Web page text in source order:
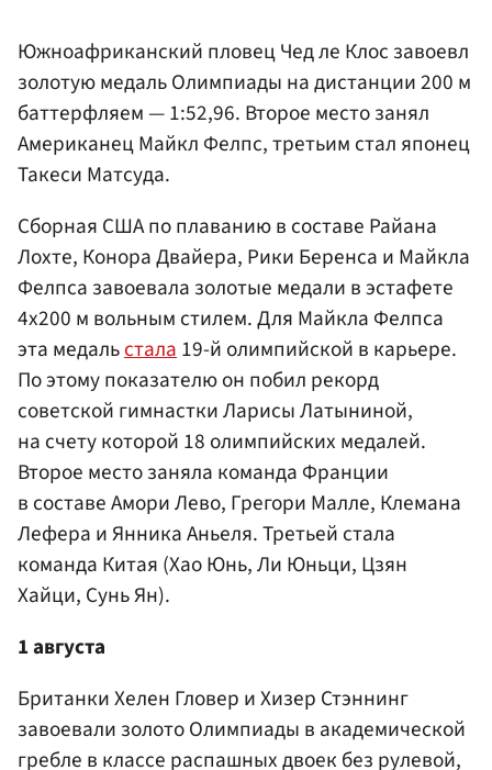
Южноафриканский пловец Чед ле Клос завоевл
золотую медаль Олимпиады на дистанции 200 м
баттерфляем — 1:52,96. Второе место занял
Американец Майкл Фелпс, третьим стал японец
Такеси Матсуда.
Сборная США по плаванию в составе Райана
Лохте, Конора Двайера, Рики Беренса и Майкла
Фелпса завоевала золотые медали в эстафете
4х200 м вольным стилем. Для Майкла Фелпса
эта медальстала19-й олимпийской в карьере.
По этому показателю он побил рекорд
советской гимнастки Ларисы Латыниной,
на счету которой 18 олимпийских медалей.
Второе место заняла команда Франции
в составе Амори Лево, Грегори Малле, Клемана
Лефера и Янника Аньеля. Третьей стала
команда Китая (Хао Юнь, Ли Юньци, Цзян
Хайци, Сунь Ян).
1 августа
Британки Хелен Гловер и Хизер Стэннинг
завоевали золото Олимпиады в академической
гребле в классе распашных двоек без рулевой,